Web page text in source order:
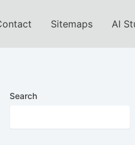
Sitemaps AI
Search